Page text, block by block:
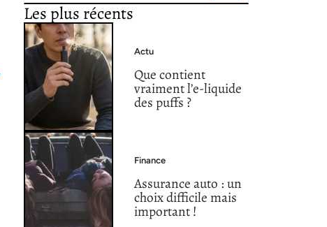
Les plus récents
Actu
Que contient
vraiment l’e-liquide
des puffs ?
Finance
Assurance auto : un
choix difficile mais
important !